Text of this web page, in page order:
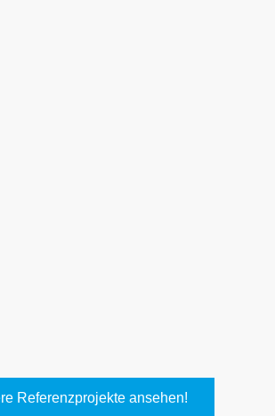
Referenzprojekte ansehen!